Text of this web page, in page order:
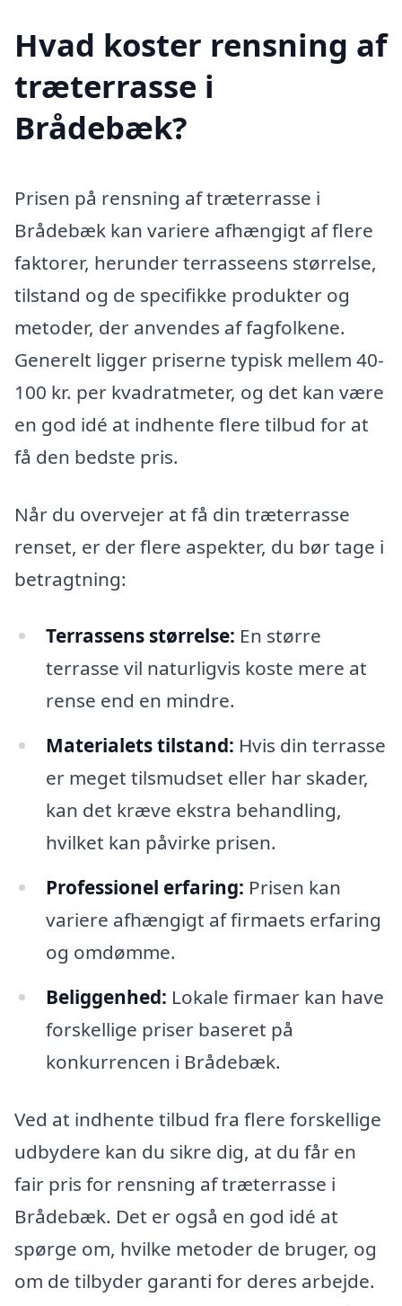
Hvad koster rensning af
træterrasse i
Brådebæk?
Prisen på rensning af træterrasse i
Brådebæk kan variere afhængigt af flere
faktorer, herunder terrasseens størrelse,
tilstand og de specifikke produkter og
metoder, der anvendes af fagfolkene.
Generelt ligger priserne typisk mellem 40-
100 kr. per kvadratmeter, og det kan være
en god idé at indhente flere tilbud for at
få den bedste pris.
Når du overvejer at få din træterrasse
renset, er der flere aspekter, du bør tage i
betragtning:
Terrassens størrelse: En større
terrasse vil naturligvis koste mere at
rense end en mindre.
Materialets tilstand: Hvis din terrasse
er meget tilsmudset eller har skader,
kan det kræve ekstra behandling,
hvilket kan påvirke prisen.
Professionel erfaring: Prisen kan
variere afhængigt af firmaets erfaring
og omdømme.
Beliggenhed: Lokale firmaer kan have
forskellige priser baseret på
konkurrencen i Brådebæk.
Ved at indhente tilbud fra flere forskellige
udbydere kan du sikre dig, at du får en
fair pris for rensning af træterrasse i
Brådebæk. Det er også en god idé at
spørge om, hvilke metoder de bruger, og
om de tilbyder garanti for deres arbejde.